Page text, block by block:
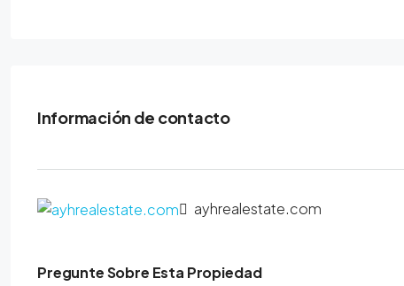
Información de contacto
ayhrealestate.com
Pregunte Sobre Esta Propiedad